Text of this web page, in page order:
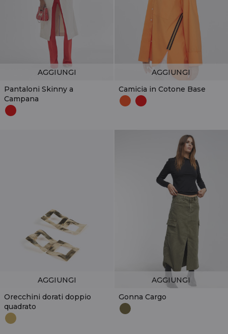
Pantaloni Skinny a
Campana
AGGIUNGI
Camicia in Cotone Base
AGGIUNGI
Orecchini dorati doppio
quadrato
AGGIUNGI
Gonna Cargo
AGGIUNGI